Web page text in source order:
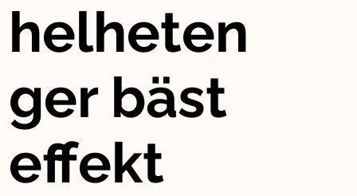
helheten
ger bäst
effekt